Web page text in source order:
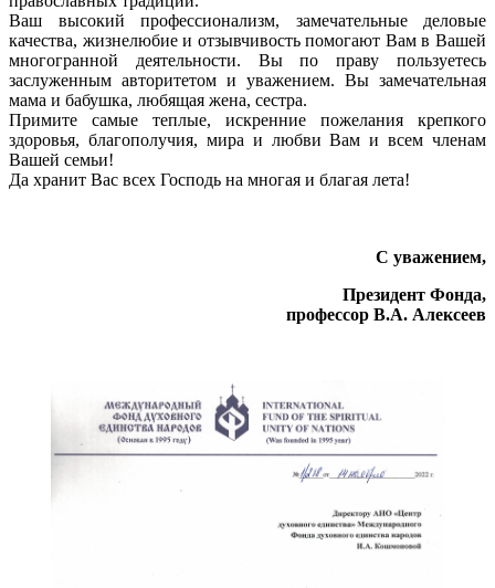
Ваш высокий профессионализм, замечательные деловые
качества, жизнелюбие и отзывчивость помогают Вам в Вашей
многогранной деятельности. Вы по праву пользуетесь
заслуженным авторитетом и уважением. Вы замечательная
мама и бабушка, любящая жена, сестра.
Примите самые теплые, искренние пожелания крепкого
здоровья, благополучия, мира и любви Вам и всем членам
Вашей семьи!
Да хранит Вас всех Господь на многая и благая лета!
С уважением,
Президент Фонда,
профессор В.А. Алексеев